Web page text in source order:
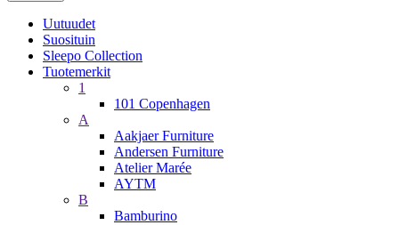
Uutuudet
Suosituin
Sleepo Collection
Tuotemerkit
1
101 Copenhagen
A
Aakjaer Furniture
Andersen Furniture
Atelier Marée
AYTM
B
Bamburino